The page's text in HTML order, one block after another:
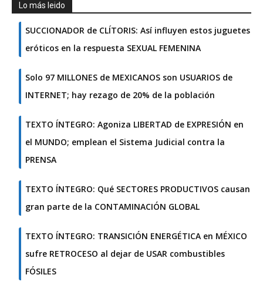
Lo más leido
SUCCIONADOR de CLÍTORIS: Así influyen estos juguetes
eróticos en la respuesta SEXUAL FEMENINA
Solo 97 MILLONES de MEXICANOS son USUARIOS de
INTERNET; hay rezago de 20% de la población
TEXTO ÍNTEGRO: Agoniza LIBERTAD de EXPRESIÓN en
el MUNDO; emplean el Sistema Judicial contra la
PRENSA
TEXTO ÍNTEGRO: Qué SECTORES PRODUCTIVOS causan
gran parte de la CONTAMINACIÓN GLOBAL
TEXTO ÍNTEGRO: TRANSICIÓN ENERGÉTICA en MÉXICO
sufre RETROCESO al dejar de USAR combustibles
FÓSILES